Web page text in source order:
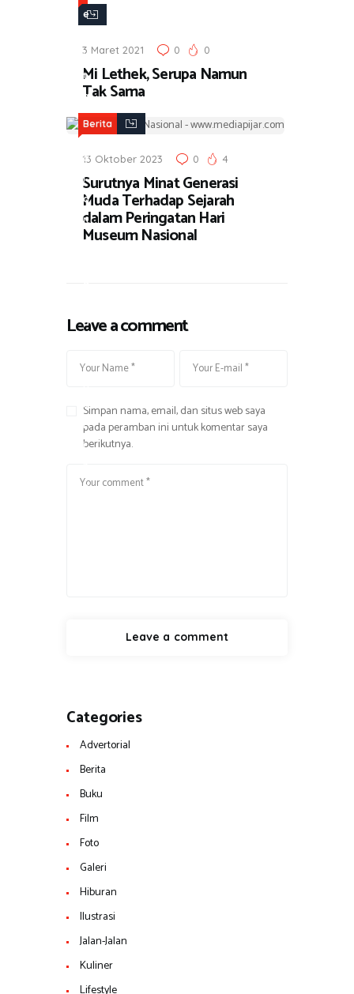
e
i
t
a
,
J
a
l
a
n
-
a
,
u
l
i
e
3 Maret 2021 0 0
Mi Lethek, Serupa Namun
Tak Sama
Berita
13 Oktober 2023 0 4
Surutnya Minat Generasi
Muda Terhadap Sejarah
dalam Peringatan Hari
Museum Nasional
Leave a comment
Simpan nama, email, dan situs web saya
pada peramban ini untuk komentar saya
berikutnya.
Categories
Advertorial
Berita
Buku
Film
Foto
Galeri
Hiburan
Ilustrasi
Jalan-Jalan
Kuliner